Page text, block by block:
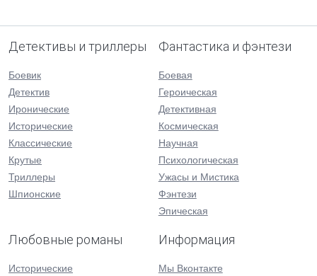
Детективы и триллеры
Боевик
Детектив
Иронические
Исторические
Классические
Крутые
Триллеры
Шпионские
Фантастика и фэнтези
Боевая
Героическая
Детективная
Космическая
Научная
Психологическая
Ужасы и Мистика
Фэнтези
Эпическая
Любовные романы
Исторические
Информация
Мы Вконтакте